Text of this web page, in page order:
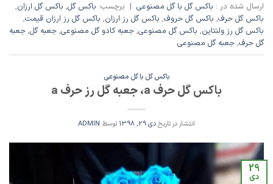
ارسال شده در : باکس گل با گل مصنوعی | برچسب: باکس گل, باکس گل ارزان,
باکس گل حرف, باکس گل حروف, باکس گل رز ارزان, باکس گل رز ارزان قیمت,
باکس گل رز ولنتاین, باکس گل مصنوعی, جعبه کادو گل مصنوعی, جعبه گل, جعبه
گل حرف, جعبه گل مصنوعی
باکس گل با گل مصنوعی
باکس گل حرف a، جعبه گل رز حرف a
انتشار در تاریخدی 29, 1398 توسط ADMIN
29
دی